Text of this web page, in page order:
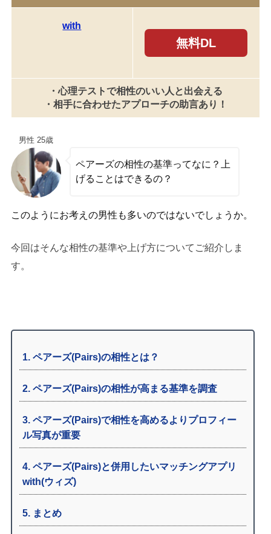
with
無料DL
・心理テストで相性のいい人と出会える
・相手に合わせたアプローチの助言あり！
男性 25歳
ペアーズの相性の基準ってなに？上
げることはできるの？
このようにお考えの男性も多いのではないでしょうか。
今回はそんな相性の基準や上げ方についてご紹介しま
す。
1 ペアーズ(Pairs)の相性とは？
2 ペアーズ(Pairs)の相性が高まる基準を調査
3 ペアーズ(Pairs)で相性を高めるよりプロフィー
ル写真が重要
4 ペアーズ(Pairs)と併用したいマッチングアプリ
with(ウィズ)
5 まとめ